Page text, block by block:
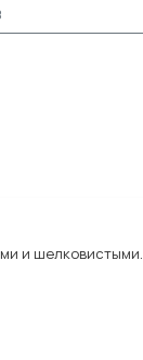
и шелковистыми.